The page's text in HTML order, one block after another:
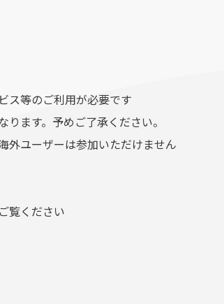
ス等のご利用が必要です
ます。予めご了承ください。
外ユーザーは参加いただけません
覧ください